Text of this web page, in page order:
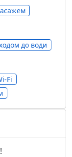
до води
Fi